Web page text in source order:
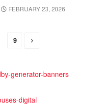
FEBRUARY 23, 2026
9